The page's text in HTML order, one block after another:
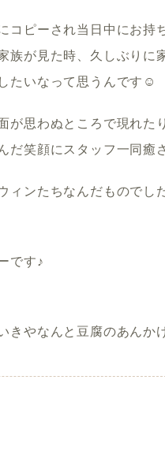
コピーされ当日中にお持
族が見た時、久しぶりに
たいなって思うんです☺️
が思わぬところで現れた
だ笑顔にスタッフ一同癒
ィンたちなんだものでし
です♪
きやなんと豆腐のあんか